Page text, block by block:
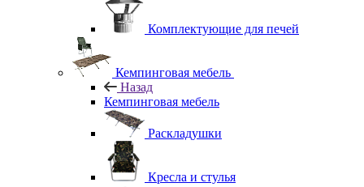
Комплектующие для печей
Кемпинговая мебель
Назад
Кемпинговая мебель
Раскладушки
Кресла и стулья